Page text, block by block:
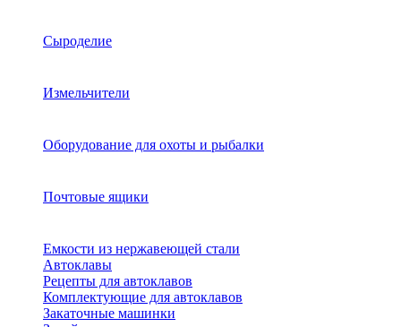
Сыроделие
Измельчители
Оборудование для охоты и рыбалки
Почтовые ящики
Емкости из нержавеющей стали
Автоклавы
Рецепты для автоклавов
Комплектующие для автоклавов
Закаточные машинки